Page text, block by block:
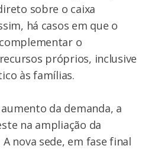
sobre o caixa
há casos em que o
o
próprios, inclusive
às famílias.
da demanda, a
na ampliação da
nova sede, em fase final